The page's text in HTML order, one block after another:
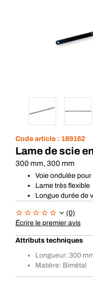
Code article : 189162
Lame de scie
300 mm, 300 mm
Voie ondulée
Lame très flexible
Longue durée de
(0)
Écrire le premier avis
Attributs techniques
Longueur: 300
Matière: Bimétal